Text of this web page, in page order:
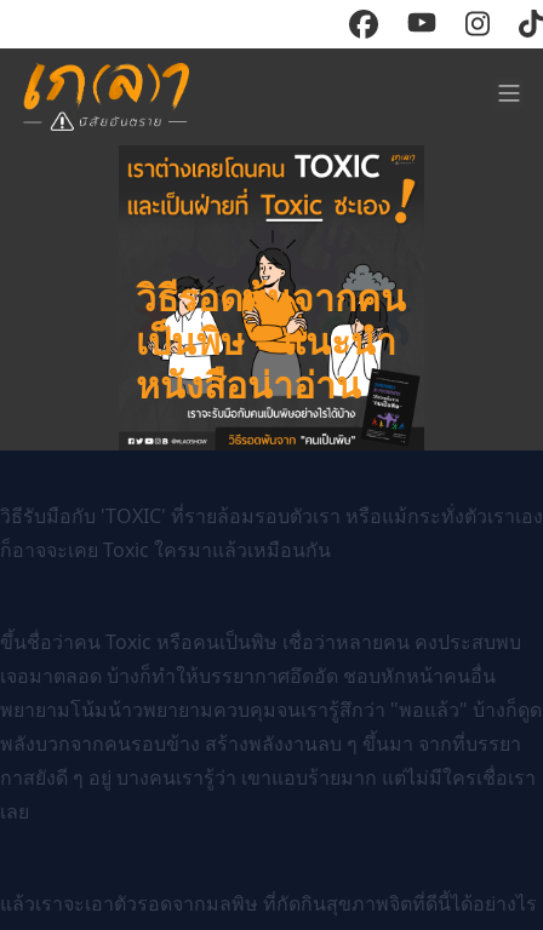
RESOURCE
Store
ติดต่อโฆษณา
Sign in
วิธีรอดพ้นจากคน
เป็นพิษ – แนะนำ
หนังสือน่าอ่าน
วิธีรับมือกับ 'TOXIC' ที่รายล้อมรอบตัวเรา หรือแม้กระทั่งตัวเราเอง
ก็อาจจะเคย Toxic ใครมาแล้วเหมือนกัน
ขึ้นชื่อว่าคน Toxic หรือคนเป็นพิษ เชื่อว่าหลายคน คงประสบพบ
เจอมาตลอด บ้างก็ทำให้บรรยากาศอึดอัด ชอบหักหน้าคนอื่น
พยายามโน้มน้าวพยายามควบคุมจนเรารู้สึกว่า "พอแล้ว" บ้างก็ดูด
พลังบวกจากคนรอบข้าง สร้างพลังงานลบ ๆ ขึ้นมา จากที่บรรยา
กาสยังดี ๆ อยู่ บางคนเรารู้ว่า เขาแอบร้ายมาก แต่ไม่มีใครเชื่อเรา
เลย
แล้วเราจะเอาตัวรอดจากมลพิษ ที่กัดกินสุขภาพจิตที่ดีนี้ได้อย่างไร